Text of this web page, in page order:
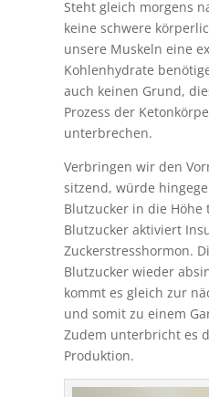
Steht gleich morgens
keine schwere
unsere Muskeln eine
Kohlenhydrate
auch keinen Grund,
Prozess der
unterbrechen.
Verbringen wir den
sitzend, würde
Blutzucker in die Höhe
Blutzucker aktiviert
Zuckerstresshormon.
Blutzucker wieder
kommt es gleich zur
und somit zu einem
Zudem unterbricht es
Produktion.